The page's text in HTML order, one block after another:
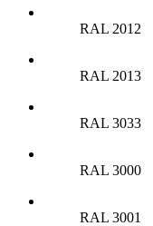
RAL 2012
RAL 2013
RAL 3033
RAL 3000
RAL 3001